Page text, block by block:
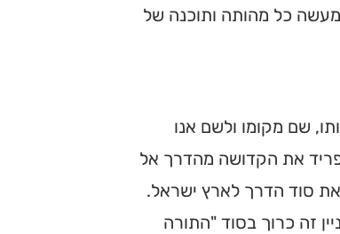
כל מהותה ותוכנה של
שם מקומו ולשם אנו
את הקדושה מהדרך אל
סוד הדרך לארץ ישראל.
זה כרוך בסוד "התורה